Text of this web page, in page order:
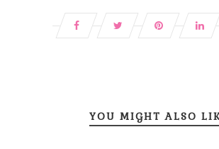
YOU MIGHT ALSO